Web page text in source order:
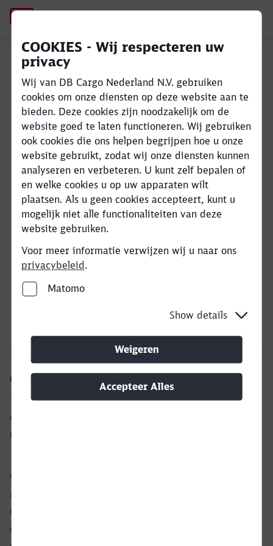
Downloads
COOKIES - Wij respecteren uw
privacy
Wij van DB Cargo Nederland N.V. gebruiken
cookies om onze diensten op deze website aan te
bieden. Deze cookies zijn noodzakelijk om de
website goed te laten functioneren. Wij gebruiken
ook cookies die ons helpen begrijpen hoe u onze
website gebruikt, zodat wij onze diensten kunnen
analyseren en verbeteren. U kunt zelf bepalen of
en welke cookies u op uw apparaten wilt
plaatsen. Als u geen cookies accepteert, kunt u
mogelijk niet alle functionaliteiten van deze
website gebruiken.
Voor meer informatie verwijzen wij u naar ons
privacybeleid .
Matomo
Show details
Weigeren
Accepteer Alles
Links naar Tools
Flyers en brochures
Lees meer
Rondom transport
Lees meer
Internationale tarieven
Certificaten
Lees meer
Onze dienst voor jou
Transportaanvraag
eServices
Laatste nieuws
Algemene Informatie
Algemene Voorwaarden
Certificaten
Compliance
Would you like to be forwarded to?